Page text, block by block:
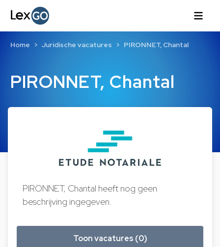
PIRONNET, Chantal
Home Juridische vacatures PIRONNET, Chantal
PIRONNET, Chantal heeft nog geen
beschrijving ingegeven.
Toon vacatures (0)